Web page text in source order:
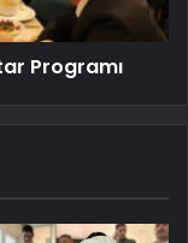
Programı